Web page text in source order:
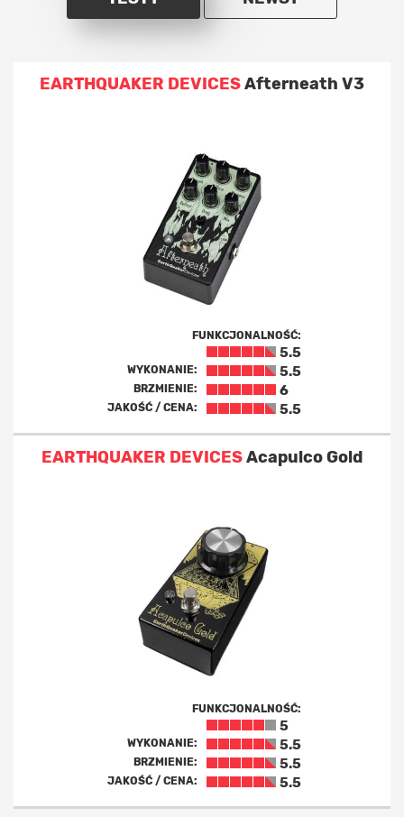
EARTHQUAKER DEVICESAfterneath V3
FUNKCJONALNOŚĆ:
5.5
WYKONANIE: 5.5
BRZMIENIE: 6
JAKOŚĆ / CENA: 5.5
EARTHQUAKER DEVICESAcapulco Gold
FUNKCJONALNOŚĆ:
5
WYKONANIE: 5.5
BRZMIENIE: 5.5
JAKOŚĆ / CENA: 5.5